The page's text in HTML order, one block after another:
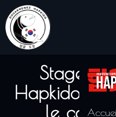
Stage
Hapkido
le